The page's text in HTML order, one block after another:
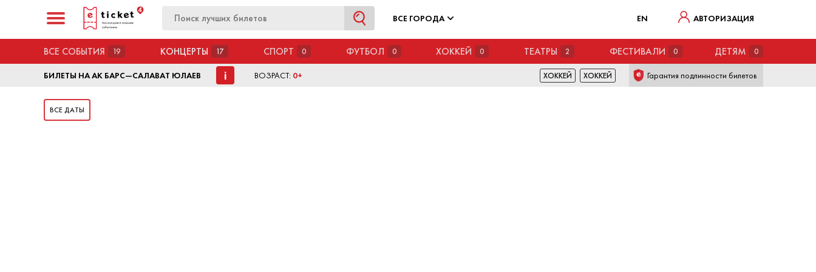
ВСЕ ГОРОДА EN АВТОРИЗАЦИЯ
ВСЕ СОБЫТИЯ 19 КОНЦЕРТЫ 17 СПОРТ 0 ФУТБОЛ 0 ХОККЕЙ 0 ТЕАТРЫ 2 ФЕСТИВАЛИ 0 ДЕТЯМ 0
БИЛЕТЫ НА АК БАРС—САЛАВАТ ЮЛАЕВ i ВОЗРАСТ: 0+ Гарантия подлинности билетов
ХОККЕЙ ХОККЕЙ
ВСЕ ДАТЫ